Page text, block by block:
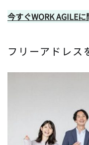
今すぐWORK AGILE
フリーアドレス